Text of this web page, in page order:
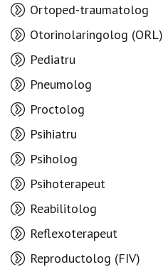
Ortoped-traumatolog
Otorinolaringolog (ORL)
Pediatru
Pneumolog
Proctolog
Psihiatru
Psiholog
Psihoterapeut
Reabilitolog
Reflexoterapeut
Reproductolog (FIV)